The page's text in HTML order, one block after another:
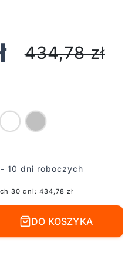
434,78zł
- 10 dni roboczych
30 dni: 434,78 zł
DO KOSZYKA